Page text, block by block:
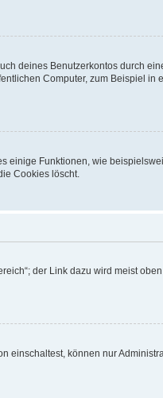
deines Benutzerkontos durch
Computer, zum Beispiel in
einige Funktionen, wie
Cookies löscht.
der Link dazu wird meist
einschaltest, können nur